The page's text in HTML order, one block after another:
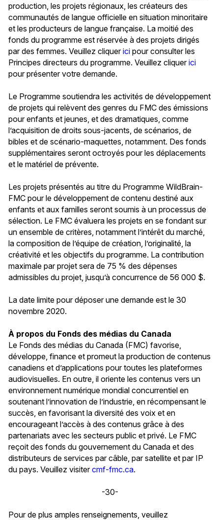
production, les projets régionaux, les créateurs des
communautés de langue officielle en situation minoritaire
et les producteurs de langue française. La moitié des
fonds du programme est réservée à des projets dirigés
par des femmes. Veuillez cliquerici pour consulter les
Principes directeurs du programme. Veuillez cliquerici
pour présenter votre demande.
Le Programme soutiendra les activités de développement
de projets qui relèvent des genres du FMC des émissions
pour enfants et jeunes, et des dramatiques, comme
l’acquisition de droits sous-jacents, de scénarios, de
bibles et de scénario-maquettes, notamment. Des fonds
supplémentaires seront octroyés pour les déplacements
et le matériel de prévente.
Les projets présentés au titre du Programme WildBrain-
FMC pour le développement de contenu destiné aux
enfants et aux familles seront soumis à un processus de
sélection. Le FMC évaluera les projets en se fondant sur
un ensemble de critères, notamment l’intérêt du marché,
la composition de l’équipe de création, l’originalité, la
créativité et les objectifs du programme. La contribution
maximale par projet sera de 75 % des dépenses
admissibles du projet, jusqu’à concurrence de 56 000 $.
La date limite pour déposer une demande est le 30
novembre 2020.
À propos du Fonds des médias du Canada
Le Fonds des médias du Canada (FMC) favorise,
développe, finance et promeut la production de contenus
canadiens et d’applications pour toutes les plateformes
audiovisuelles. En outre, il oriente les contenus vers un
environnement numérique mondial concurrentiel en
soutenant l’innovation de l’industrie, en récompensant le
succès, en favorisant la diversité des voix et en
encourageant l’accès à des contenus grâce à des
partenariats avec les secteurs public et privé. Le FMC
reçoit des fonds du gouvernement du Canada et des
distributeurs de services par câble, par satellite et par IP
du pays. Veuillez visitercmf-fmc.ca.
-30-
Pour de plus amples renseignements, veuillez